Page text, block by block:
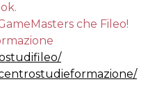
che Fileo!